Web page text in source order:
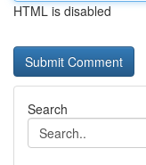
HTML is disabled
Search